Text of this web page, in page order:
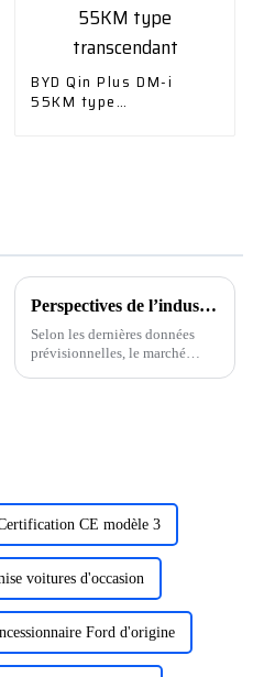
BYD Qin Plus DM-i
55KM type
Perspectives de l’industrie automobile et des pièces détachées pour 2024
Selon les dernières données
prévisionnelles, le marché
CE modèle 3
voitures d'occasion
Ford d'origine